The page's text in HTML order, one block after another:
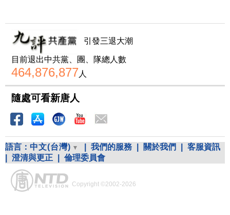
引發三退大潮
目前退出中共黨、團、隊總人數
464,876,877人
隨處可看新唐人
語言： 中文(台灣) 我們的服務 關於我們
客服資訊
澄清與更正 倫理委員會
Copyright ©2002-2026